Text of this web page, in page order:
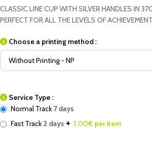
CLASSIC LINE CUP WITH SILVER HANDLES IN
PERFECT FOR ALL THE LEVELS OF
Choose a printing method :
Service Type :
Normal Track 7 days
Fast Track 2 days + 3.00€ per item